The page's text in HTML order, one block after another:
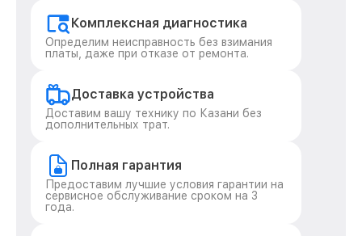
Комплексная диагностика
Определим неисправность без взимания
платы, даже при отказе от ремонта.
Доставка устройства
Доставим вашу технику по Казани без
дополнительных трат.
Полная гарантия
Предоставим лучшие условия гарантии на
сервисное обслуживание сроком на 3
года.